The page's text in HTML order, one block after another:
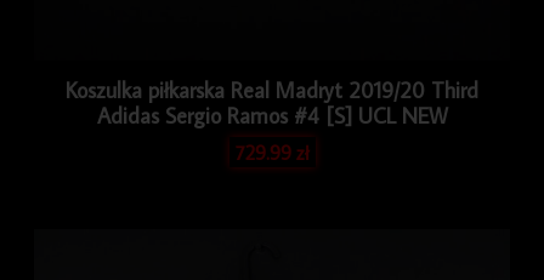
Koszulka piłkarska Real Madryt 2019/20 Third
Adidas Sergio Ramos #4 [S] UCL NEW
729.99zł